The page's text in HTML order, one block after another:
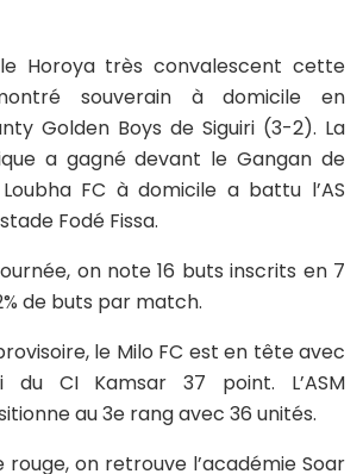
Horoya très convalescent cette
souverain à domicile en
Golden Boys de Siguiri (3-2). La
a gagné devant le Gangan de
FC à domicile a battu l’AS
Fodé Fissa.
on note 16 buts inscrits en 7
de buts par match.
le Milo FC est en tête avec
du CI Kamsar 37 point. L’ASM
au 3e rang avec 36 unités.
rouge, on retrouve l’académie Soar